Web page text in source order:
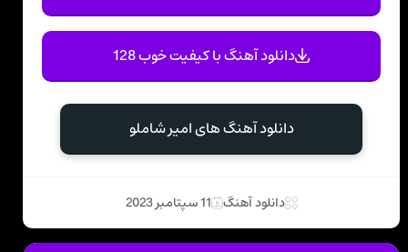
دانلود آهنگ با کیفیت خوب 128
دانلود آهنگ های امیر شاملو
دانلود آهنگ 11 سپتامبر 2023